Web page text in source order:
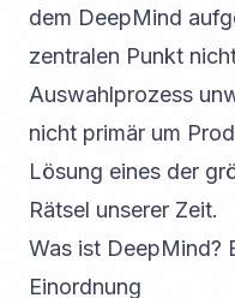
dem DeepMind
zentralen Punkt
Auswahlprozess
nicht primär um
Lösung eines der
Rätsel unserer Zeit.
Was ist DeepMind?
Einordnung